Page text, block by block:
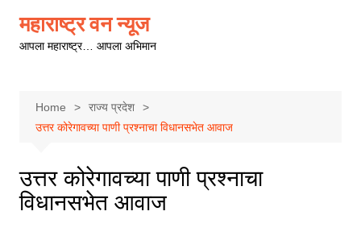
content
महाराष्ट्र वन न्यूज
आपला महाराष्ट्र… आपला अभिमान
Home
राज्य प्रदेश
उत्तर कोरेगावच्या पाणी प्रश्नाचा विधानसभेत आवाज
उत्तर कोरेगावच्या पाणी प्रश्नाचा
विधानसभेत आवाज